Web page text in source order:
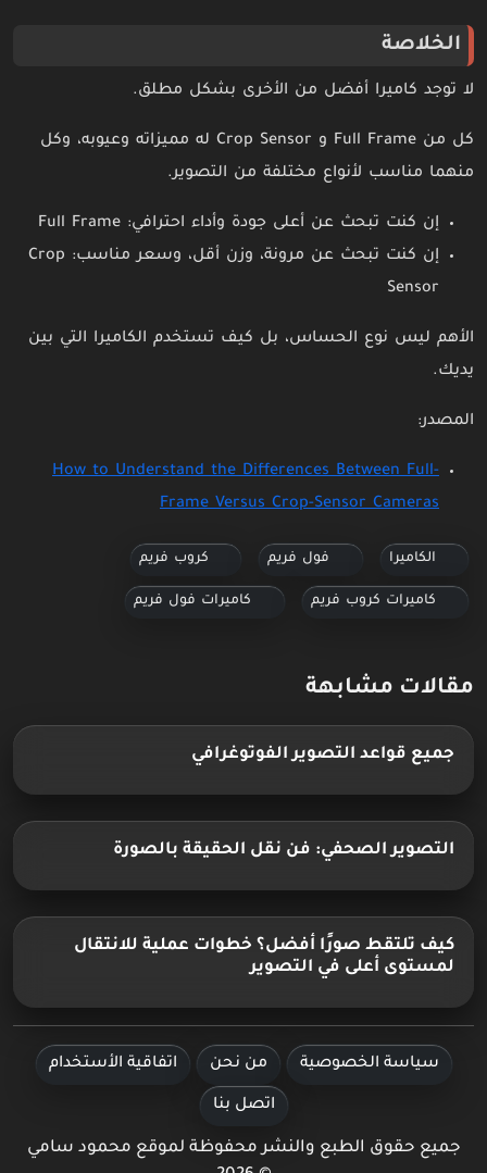
الخلاصة
لا توجد كاميرا أفضل من الأخرى بشكل مطلق.
كل من Full Frame و Crop Sensor له مميزاته وعيوبه، وكل
منهما مناسب لأنواع مختلفة من التصوير.
إن كنت تبحث عن أعلى جودة وأداء احترافي: Full Frame
إن كنت تبحث عن مرونة، وزن أقل، وسعر مناسب: Crop
Sensor
الأهم ليس نوع الحساس، بل كيف تستخدم الكاميرا التي بين
يديك.
المصدر:
How to Understand the Differences Between Full-
Frame Versus Crop-Sensor Cameras
الكاميرا فول فريم كروب فريم
كاميرات كروب فريم كاميرات فول فريم
مقالات مشابهة
جميع قواعد التصوير الفوتوغرافي
التصوير الصحفي: فن نقل الحقيقة بالصورة
كيف تلتقط صورًا أفضل؟ خطوات عملية للانتقال
لمستوى أعلى في التصوير
سياسة الخصوصية من نحن اتفاقية الأستخدام
اتصل بنا
جميع حقوق الطبع والنشر محفوظة لموقع محمود سامي